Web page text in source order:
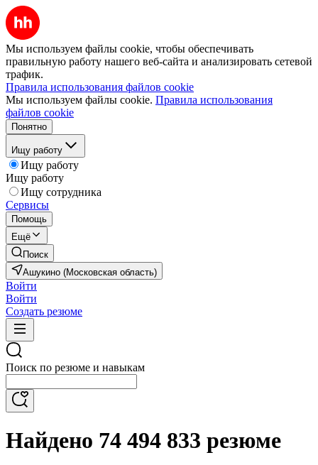
Мы используем файлы cookie, чтобы обеспечивать
правильную работу нашего веб-сайта и анализировать сетевой
трафик.
Правила использования файлов cookie
Мы используем файлы cookie. Правила использования
файлов cookie
Понятно
Ищу работу
Ищу работу
Ищу работу
Ищу сотрудника
Сервисы
Помощь
Ещё
Поиск
Ашукино (Московская область)
Войти
Войти
Создать резюме
Поиск по резюме и навыкам
Найдено 74 494 833 резюме